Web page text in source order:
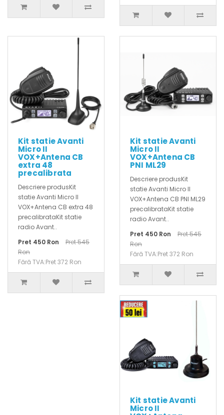
Kit statie Avanti
Micro II
VOX+Antena CB
extra 48
precalibrata
Descriere produsKit
statie Avanti Micro II
VOX+Antena CB extra 48
precalibrataKit statie
radio Avant..
Pret 450 Ron
Pret 545
Ron
Fără TVA:Pret 372 Ron
Kit statie Avanti
Micro II
VOX+Antena CB
PNI ML29
Descriere produsKit
statie Avanti Micro II
VOX+Antena CB PNI ML29
precalibrataKit statie
radio Avant..
Pret 450 Ron
Pret 545
Ron
Fără TVA:Pret 372 Ron
Kit statie Avanti
Micro II